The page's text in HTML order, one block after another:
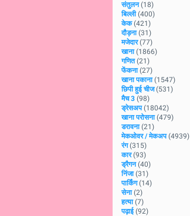
संतुलन (18)
बिल्ली (400)
केक (421)
दौड़ना (31)
मजेदार (77)
खाना (1866)
गणित (21)
फेंकना (27)
खाना पकाना (1547)
छिपी हुई चीज (531)
मैच 3 (98)
ड्रेसअप (18042)
खाना परोसना (479)
डरावना (21)
मेकओवर / मेकअप (4939)
रंग (315)
कार (93)
ड्रैगन (40)
निंजा (31)
पार्किंग (14)
सेना (2)
हत्या (7)
पढ़ाई (92)